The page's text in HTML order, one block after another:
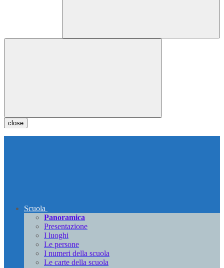
close
Scuola
Panoramica
Presentazione
I luoghi
Le persone
I numeri della scuola
Le carte della scuola